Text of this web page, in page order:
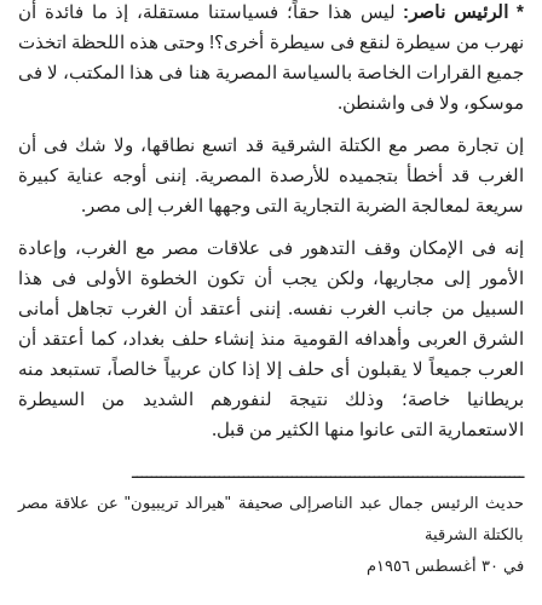
الرواد
فرص
وثائق
الفيديوهات
الرعاة
الشركاء
Gallery
English
Swahili
español
French
* الرئيس ناصر: ليس هذا حقاً؛ فسياستنا مستقلة، إذ ما فائدة أن
نهرب من سيطرة لنقع فى سيطرة أخرى؟! وحتى هذه اللحظة اتخذت
جميع القرارات الخاصة بالسياسة المصرية هنا فى هذا المكتب، لا فى
موسكو، ولا فى واشنطن.
إن تجارة مصر مع الكتلة الشرقية قد اتسع نطاقها، ولا شك فى أن
الغرب قد أخطأ بتجميده للأرصدة المصرية. إننى أوجه عناية كبيرة
سريعة لمعالجة الضربة التجارية التى وجهها الغرب إلى مصر.
إنه فى الإمكان وقف التدهور فى علاقات مصر مع الغرب، وإعادة
الأمور إلى مجاريها، ولكن يجب أن تكون الخطوة الأولى فى هذا
السبيل من جانب الغرب نفسه. إننى أعتقد أن الغرب تجاهل أمانى
الشرق العربى وأهدافه القومية منذ إنشاء حلف بغداد، كما أعتقد أن
العرب جميعاً لا يقبلون أى حلف إلا إذا كان عربياً خالصاً، تستبعد منه
بريطانيا خاصة؛ وذلك نتيجة لنفورهم الشديد من السيطرة
الاستعمارية التى عانوا منها الكثير من قبل.
ـــــــــــــــــــــــــــــــــــــــــــــــــــــــــــــــــــــــــــــــــ
حديث الرئيس جمال عبد الناصرإلى صحيفة "هيرالد تريبيون" عن علاقة مصر
بالكتلة الشرقية
في ٣٠ أغسطس ١٩٥٦م